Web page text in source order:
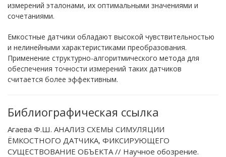
измерений эталонами, их оптимальными значениями и
сочетаниями.
Емкостные датчики обладают высокой чувствительностью
и нелинейными характеристиками преобразования.
Применение структурно-алгоритмического метода для
обеспечения точности измерений таких датчиков
считается более эффективным.
Библиографическая ссылка
Агаева Ф.Ш. АНАЛИЗ СХЕМЫ СИМУЛЯЦИИ
ЁМКОСТНОГО ДАТЧИКА, ФИКСИРУЮЩЕГО
СУЩЕСТВОВАНИЕ ОБЪЕКТА // Научное обозрение.